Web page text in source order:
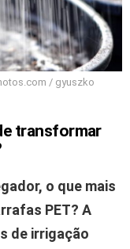
/ gyuszko
transformar
o que mais
PET? A
de irrigação